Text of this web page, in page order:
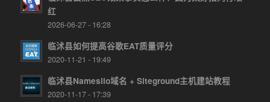
红
2026-06-27 - 16:28
临沭县如何提高谷歌EAT质量评分
2020-11-21 - 19:49
临沭县Namesilo域名 + Siteground主机建站教程
2020-11-17 - 17:39